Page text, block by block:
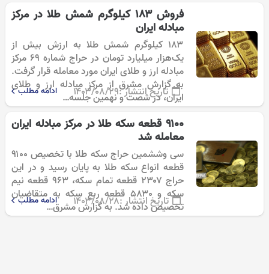
فروش ۱۸۳ کیلوگرم شمش طلا در مرکز
مبادله ایران
۱۸۳ کیلوگرم شمش طلا به ارزش بیش از
یک‌هزار میلیارد تومان در حراج شماره ۶۹ مرکز
مبادله ارز و طلای ایران مورد معامله قرار گرفت.
به گزارش مشرق از مرکز مبادله ارز و طلای
ایران، در شصت‌ و نهمین جلسه…
تاریخ انتشار :۱۴۰۳/۰۸/۲۹ ادامه مطلب
۹۱۰۰ قطعه سکه طلا در مرکز مبادله ایران
معامله شد
سی وششمین حراج سکه طلا با تخصیص ۹۱۰۰
قطعه انواع سکه طلا به پایان رسید و در این
حراج ۲۳۰۷ قطعه تمام سکه، ۹۶۳ قطعه نیم
سکه و ۵۸۳۰ قطعه ربع سکه به متقاضیان
تخصیص داده شد. به گزارش مشرق…
تاریخ انتشار :۱۴۰۳/۰۸/۲۸ ادامه مطلب